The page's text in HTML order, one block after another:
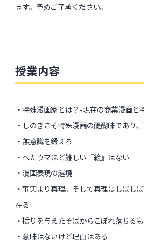
ます。予めご了承ください。
授業内容
・特殊漫画家とは？-現在の商業漫画と
・しのぎこそ特殊漫画の醍醐味であり
・無意識を鍛えろ
・へたウマほど難しい『絵』はない
・漫画表現の越境
・事実より真理。そして真理はしばし
在る
・括りを与えたそばからこぼれ落ちる
・意味はないけど理由はある